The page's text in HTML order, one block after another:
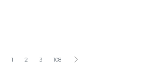
1 2 3 108